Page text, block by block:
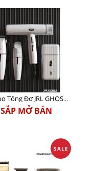
Combo Tông Đơ JRL GHOST 3 Limited Edition Chính Hãng USA
SẮP MỞ BÁN
SALE